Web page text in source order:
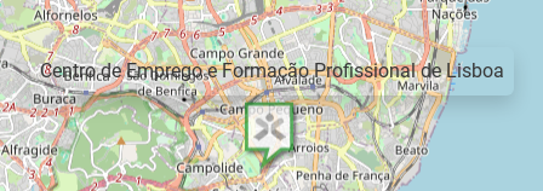
Centro de Emprego e Formação Profissional de Lisboa